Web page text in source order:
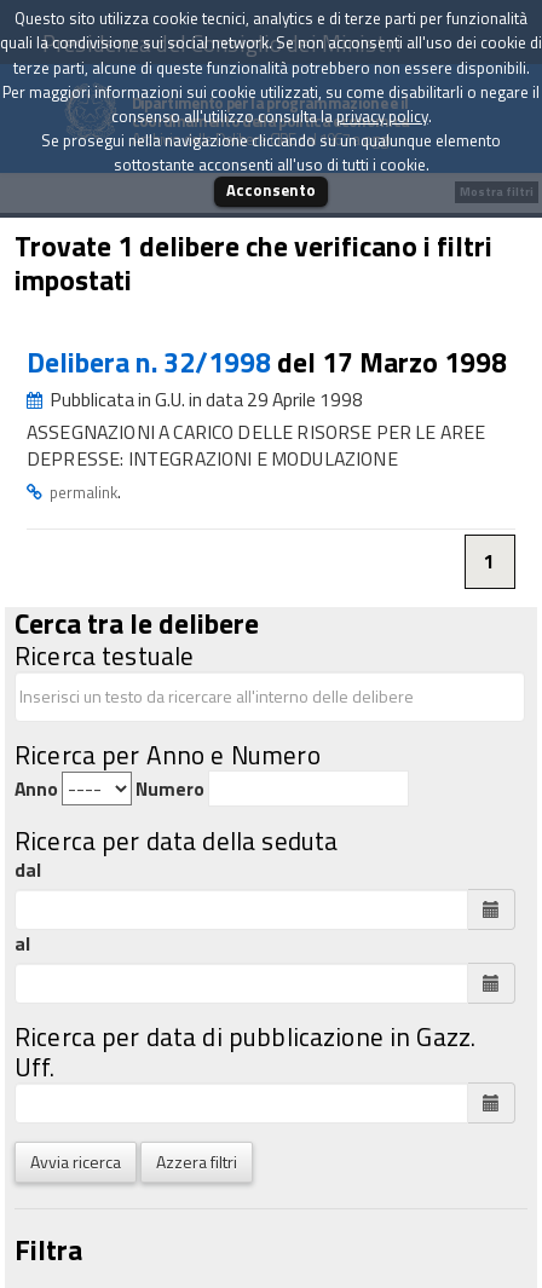
Presidenza del Consiglio dei Ministri
Dipartimento per la programmazione e il
coordinamento della politica economica
Archivio delle Delibere CIPE dal 1967 a oggi
Trovate 1 delibere che verificano i filtri
impostati
Delibera n. 32/1998del 17 Marzo 1998
Pubblicata in G.U. in data 29 Aprile 1998
ASSEGNAZIONI A CARICO DELLE RISORSE PER LE AREE
DEPRESSE: INTEGRAZIONI E MODULAZIONE
permalink.
1
Cerca tra le delibere
Ricerca testuale
Ricerca per Anno e Numero
Anno Numero
Ricerca per data della seduta
dal
al
Ricerca per data di pubblicazione in Gazz.
Uff.
Avvia ricerca Azzera filtri
Filtra
Mostra filtri
Questo sito utilizza cookie tecnici, analytics e di terze parti per funzionalità
quali la condivisione sui social network. Se non acconsenti all'uso dei cookie di
terze parti, alcune di queste funzionalità potrebbero non essere disponibili.
Per maggiori informazioni sui cookie utilizzati, su come disabilitarli o negare il
consenso all'utilizzo consulta laprivacy policy.
Se prosegui nella navigazione cliccando su un qualunque elemento
sottostante acconsenti all'uso di tutti i cookie.
Acconsento